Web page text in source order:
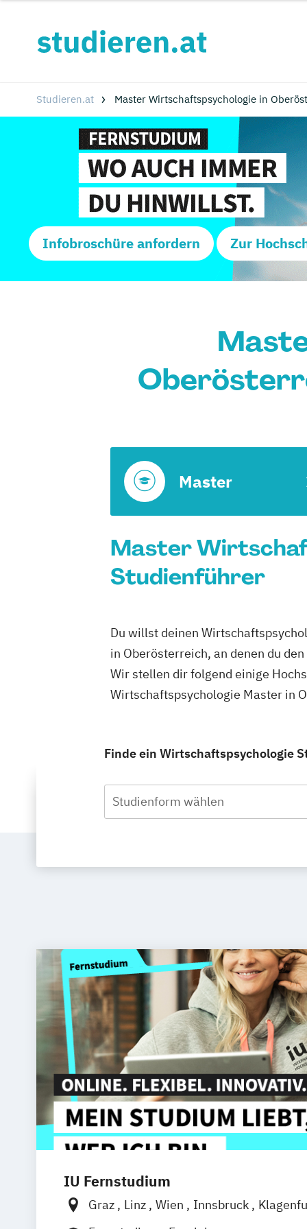
Studieren.at Master Wirtschaftspsychologie in
Infobroschüre anfordern Zur
Master
Master
Studienführer
Du willst deinen
in Oberösterreich, an denen du
Wir stellen dir folgend einige
Wirtschaftspsychologie Master in
Finde ein Wirtschaftspsychologie
Studienform wählen
IU Fernstudium
Graz Linz Wien Innsbruck